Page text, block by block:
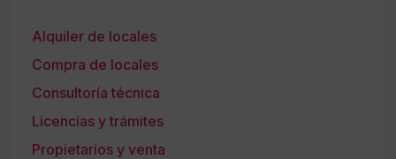
Alquiler de locales
Compra de locales
Consultoría técnica
Licencias y trámites
Propietarios y venta